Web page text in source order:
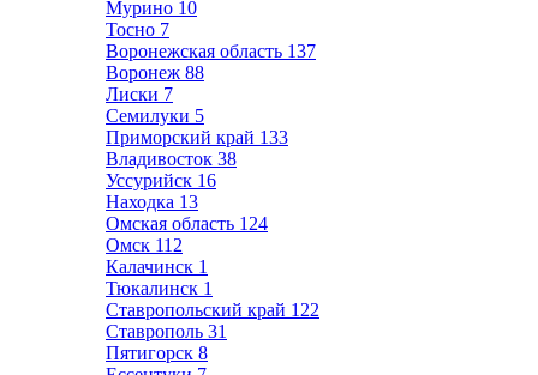
Мурино 10
Тосно 7
Воронежская область 137
Воронеж 88
Лиски 7
Семилуки 5
Приморский край 133
Владивосток 38
Уссурийск 16
Находка 13
Омская область 124
Омск 112
Калачинск 1
Тюкалинск 1
Ставропольский край 122
Ставрополь 31
Пятигорск 8